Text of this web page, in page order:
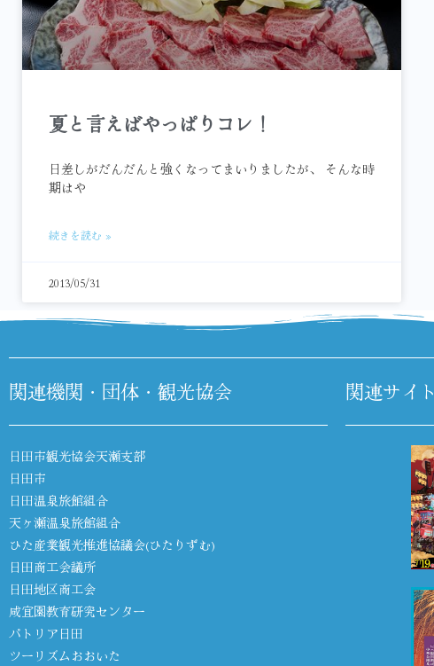
夏と言えばやっぱりコレ！
日差しがだんだんと強くなってまいりましたが、 そんな時
期はや
続きを読む »
2013/05/31
関連機関・団体・観光協会
日田市観光協会天瀬支部
日田市
日田温泉旅館組合
天ヶ瀬温泉旅館組合
ひた産業観光推進協議会(ひたりずむ)
日田商工会議所
日田地区商工会
咸宜園教育研究センター
パトリア日田
ツーリズムおおいた
関連サイト